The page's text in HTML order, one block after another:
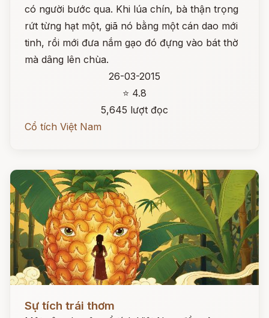
có người bước qua. Khi lúa chín, bà thận trọng
rứt từng hạt một, giã nó bằng một cán dao mới
tinh, rồi mới đưa nắm gạo đó đựng vào bát thờ
mà dâng lên chùa.
26-03-2015
⭐ 4.8
5,645 lượt đọc
Cổ tích Việt Nam
Sự tích trái thơm